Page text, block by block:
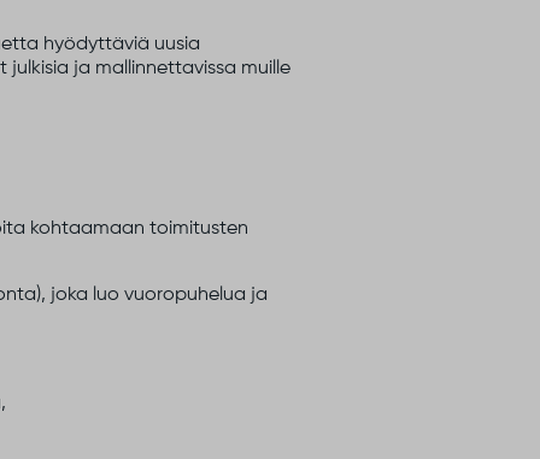
hyödyttäviä uusia
ja mallinnettavissa muille
kohtaamaan toimitusten
joka luo vuoropuhelua ja